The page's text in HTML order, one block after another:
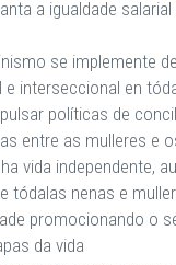
a igualdade
se implemente
e interseccional en
políticas de
entre as mulleres e
vida independente,
tódalas nenas e
promocionando o
da vida